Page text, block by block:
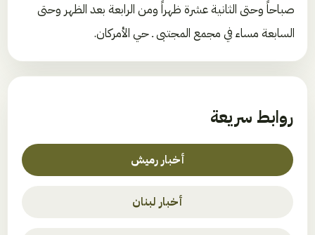
صباحاً وحتى الثانية عشرة ظهراً ومن الرابعة بعد الظهر وحتى
السابعة مساء في مجمع المجتبى ـ حي الأمركان.
روابط سريعة
أخبار رميش
أخبار لبنان